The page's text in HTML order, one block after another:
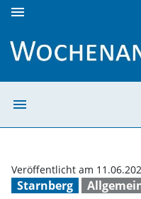
menu
menu
Starnberg
Veröffentlicht am